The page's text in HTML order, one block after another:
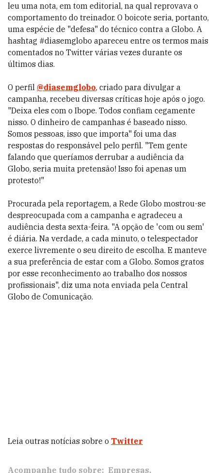
leu uma nota, em tom editorial, na qual reprovava o
comportamento do treinador. O boicote seria, portanto,
uma espécie de "defesa" do técnico contra a Globo. A
hashtag #diasemglobo apareceu entre os termos mais
comentados no Twitter várias vezes durante os
últimos dias.
O perfil @diasemglobo, criado para divulgar a
campanha, recebeu diversas críticas hoje após o jogo.
"Deixa eles com o Ibope. Todos confiam cegamente
nisso. O dinheiro de campanhas é baseado nisso.
Somos pessoas, isso que importa" foi uma das
respostas do responsável pelo perfil. "Tem gente
falando que queríamos derrubar a audiência da
Globo, seria muita pretensão! Isso foi apenas um
protesto!"
Procurada pela reportagem, a Rede Globo mostrou-se
despreocupada com a campanha e agradeceu a
audiência desta sexta-feira. "A opção de 'com ou sem'
é diária. Na verdade, a cada minuto, o telespectador
exerce livremente o seu direito de escolha. E manteve
a sua preferência de estar com a Globo. Somos gratos
por esse reconhecimento ao trabalho dos nossos
profissionais", diz uma nota enviada pela Central
Globo de Comunicação.
Leia outras notícias sobre o Twitter
Acompanhe tudo sobre: Empresas